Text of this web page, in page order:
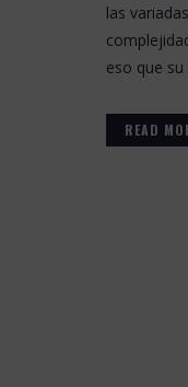
las
eso que
READ